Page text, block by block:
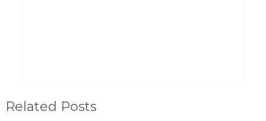
Related Posts